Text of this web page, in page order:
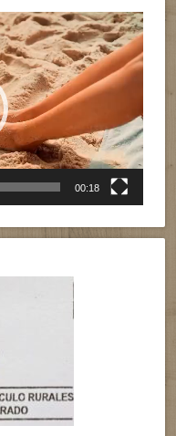
00:18